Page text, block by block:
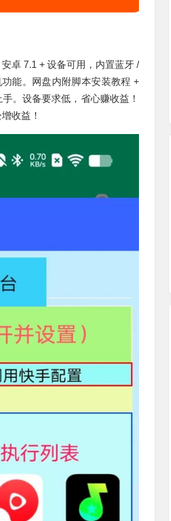
卓 7.1 + 设备可用，内置蓝牙 /
能。网盘内附脚本安装教程 +
。设备要求低，省心赚收益！
收益！